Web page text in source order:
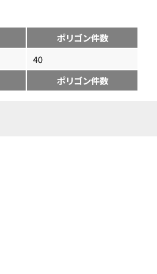
ポリゴン件数
40
ポリゴン件数